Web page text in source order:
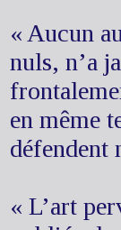
« Aucun
nuls, n’a
en même
défendent
« L’art